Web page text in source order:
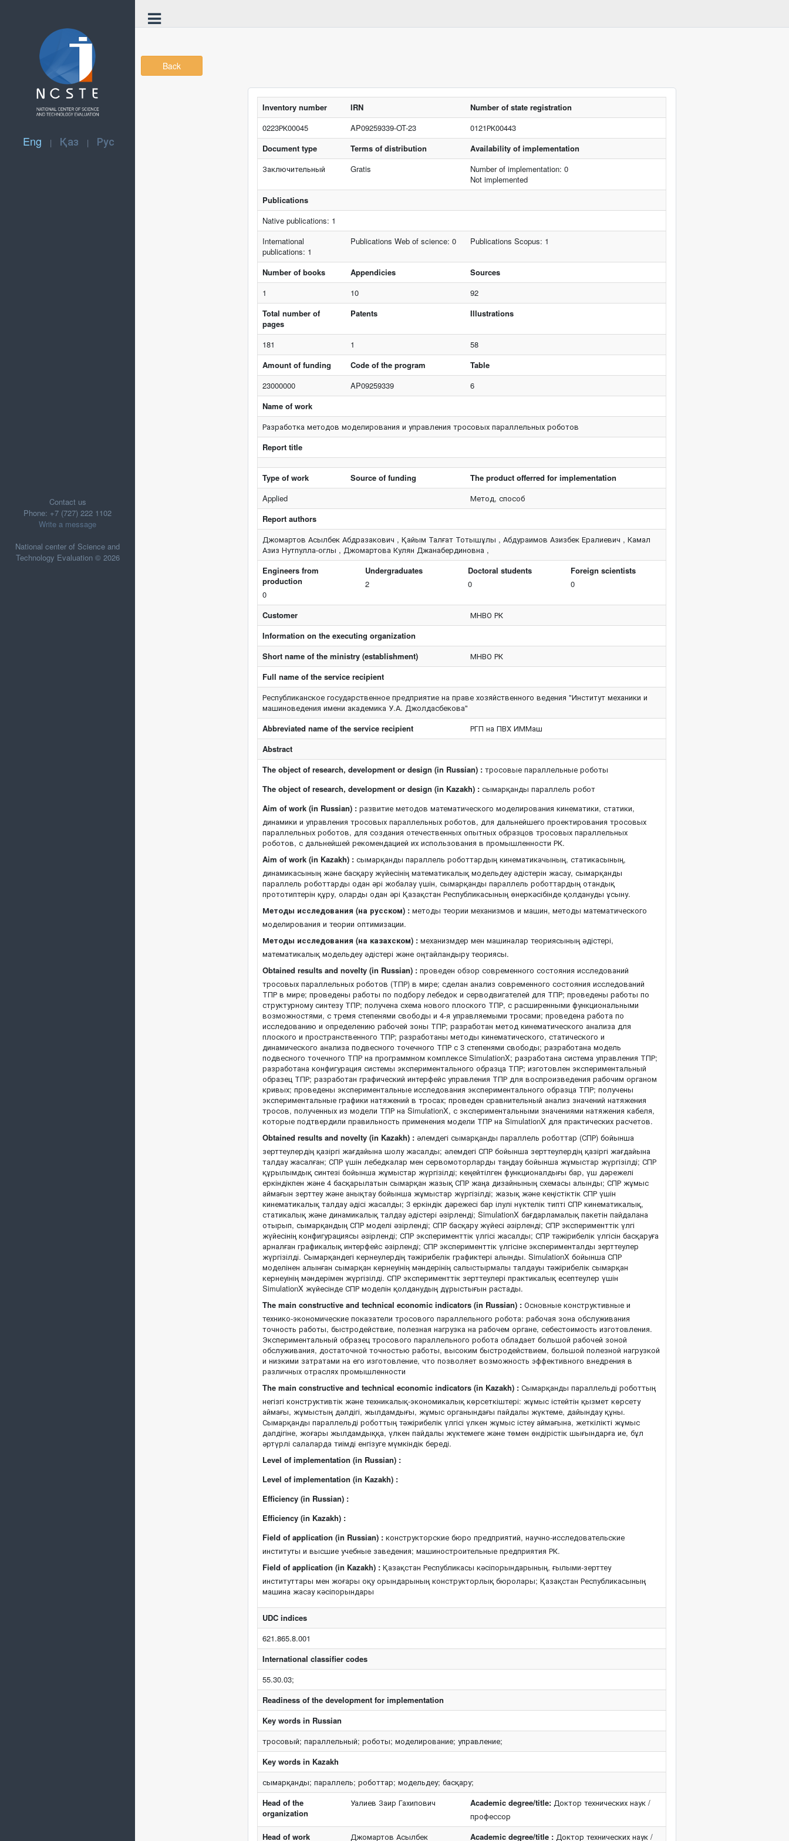
Eng | Қаз | Рус
Contact us
Phone: +7 (727) 222 1102
Write a message
National center of Science and
Technology Evaluation © 2026
Back
Inventory number IRN
Number of state registration
0223РК00045
AP09259339-OT-23
0121РК00443
Document type
Terms of distribution
Availability of implementation
Заключительный
Gratis
Number of implementation: 0
Not implemented
Publications
Native publications: 1
International
publications: 1
Publications Web of science: 0 Publications Scopus: 1
Number of books Appendicies
Sources
1
10
92
Total number of
pages
Patents Illustrations
181 1
58
Amount of funding
Code of the program
Table
23000000
AP09259339
6
Name of work
Разработка методов моделирования и управления тросовых параллельных роботов
Report title
Type of work Source of funding
The product offerred for implementation
Applied
Метод, способ
Report authors
Джомартов Асылбек Абдразакович , Қайым Талғат Тотышұлы , Абдураимов Азизбек Ералиевич , Камал
Азиз Нутпулла-оглы , Джомартова Кулян Джанабердиновна ,
Engineers from
production
0
Undergraduates
2
Doctoral students
0
Foreign scientists
0
Customer
МНВО РК
Information on the executing organization
Short name of the ministry (establishment)
МНВО РК
Full name of the service recipient
Республиканское государственное предприятие на праве хозяйственного ведения "Институт механики и
машиноведения имени академика У.А. Джолдасбекова"
Abbreviated name of the service recipient
РГП на ПВХ ИММаш
Abstract
The object of research, development or design (in Russian) : тросовые параллельные роботы
The object of research, development or design (in Kazakh) : сымарқанды параллель робот
Aim of work (in Russian) : развитие методов математического моделирования кинематики, статики,
динамики и управления тросовых параллельных роботов, для дальнейшего проектирования тросовых
параллельных роботов, для создания отечественных опытных образцов тросовых параллельных
роботов, с дальнейшей рекомендацией их использования в промышленности РК.
Aim of work (in Kazakh) : сымарқанды параллель роботтардың кинематикачының, статикасының,
динамикасының және басқару жүйесінің математикалық модельдеу әдістерін жасау, сымарқанды
параллель роботтарды одан әрі жобалау үшін, сымарқанды параллель роботтардың отандық
прототиптерін құру, оларды одан әрі Қазақстан Республикасының өнеркәсібінде қолдануды ұсыну.
Методы исследования (на русском) : методы теории механизмов и машин, методы математического
моделирования и теории оптимизации.
Методы исследования (на казахском) : механизмдер мен машиналар теориясының әдістері,
математикалық модельдеу әдістері және оңтайландыру теориясы.
Obtained results and novelty (in Russian) : проведен обзор современного состояния исследований
тросовых параллельных роботов (ТПР) в мире; сделан анализ современного состояния исследований
ТПР в мире; проведены работы по подбору лебедок и серводвигателей для ТПР; проведены работы по
структурному синтезу ТПР; получена схема нового плоского ТПР, с расширенными функциональными
возможностями, с тремя степенями свободы и 4-я управляемыми тросами; проведена работа по
исследованию и определению рабочей зоны ТПР; разработан метод кинематического анализа для
плоского и пространственного ТПР; разработаны методы кинематического, статического и
динамического анализа подвесного точечного ТПР с 3 степенями свободы; разработана модель
подвесного точечного ТПР на программном комплексе SimulationX; разработана система управления ТПР;
разработана конфигурация системы экспериментального образца ТПР; изготовлен экспериментальный
образец ТПР; разработан графический интерфейс управления ТПР для воспроизведения рабочим органом
кривых; проведены экспериментальные исследования экспериментального образца ТПР; получены
экспериментальные графики натяжений в тросах; проведен сравнительный анализ значений натяжения
тросов, полученных из модели ТПР на SimulationX, с экспериментальными значениями натяжения кабеля,
которые подтвердили правильность применения модели ТПР на SimulationX для практических расчетов.
Obtained results and novelty (in Kazakh) : әлемдегі сымарқанды параллель роботтар (СПР) бойынша
зерттеулердің қазіргі жағдайына шолу жасалды; әлемдегі СПР бойынша зерттеулердің қазіргі жағдайына
талдау жасалған; СПР үшін лебедкалар мен сервомоторларды таңдау бойынша жұмыстар жүргізілді; СПР
құрылымдық синтезі бойынша жұмыстар жүргізілді; кеңейтілген функционалдығы бар, үш дәрежелі
еркіндікпен және 4 басқарылатын сымарқан жазық СПР жаңа дизайнының схемасы алынды; СПР жұмыс
аймағын зерттеу және анықтау бойынша жұмыстар жүргізілді; жазық және кеңістіктік СПР үшін
кинематикалық талдау әдісі жасалды; 3 еркіндік дәрежесі бар ілулі нүктелік типті СПР кинематикалық,
статикалық және динамикалық талдау әдістері әзірленді; SimulationX бағдарламалық пакетін пайдалана
отырып, сымарқандың СПР моделі әзірленді; СПР басқару жүйесі әзірленді; СПР эксперименттік үлгі
жүйесінің конфигурациясы әзірленді; СПР эксперименттік үлгісі жасалды; СПР тәжірибелік үлгісін басқаруға
арналған графикалық интерфейс әзірленді; СПР эксперименттік үлгісіне эксперименталды зерттеулер
жүргізілді. Сымарқандегі кернеулердің тәжірибелік графиктері алынды. SimulationX бойынша СПР
моделінен алынған сымарқан кернеуінің мәндерінің салыстырмалы талдауы тәжірибелік сымарқан
кернеуінің мәндерімен жүргізілді. СПР эксперименттік зерттеулері практикалық есептеулер үшін
SimulationX жүйесінде СПР моделін қолданудың дұрыстығын растады.
The main constructive and technical economic indicators (in Russian) : Основные конструктивные и
технико-экономические показатели тросового параллельного робота: рабочая зона обслуживания
точность работы, быстродействие, полезная нагрузка на рабочем органе, себестоимость изготовления.
Экспериментальный образец тросового параллельного робота обладает большой рабочей зоной
обслуживания, достаточной точностью работы, высоким быстродействием, большой полезной нагрузкой
и низкими затратами на его изготовление, что позволяет возможность эффективного внедрения в
различных отраслях промышленности
The main constructive and technical economic indicators (in Kazakh) : Сымарқанды параллельді роботтың
негізгі конструктивтік және техникалық-экономикалық көрсеткіштері: жұмыс істейтін қызмет көрсету
аймағы, жұмыстың дәлдігі, жылдамдығы, жұмыс органындағы пайдалы жүктеме, дайындау құны.
Сымарқанды параллельді роботтың тәжірибелік үлгісі үлкен жұмыс істеу аймағына, жеткілікті жұмыс
дәлдігіне, жоғары жылдамдыққа, үлкен пайдалы жүктемеге және төмен өндірістік шығындарға ие, бұл
әртүрлі салаларда тиімді енгізуге мүмкіндік береді.
Level of implementation (in Russian) :
Level of implementation (in Kazakh) :
Efficiency (in Russian) :
Efficiency (in Kazakh) :
Field of application (in Russian) : конструкторские бюро предприятий, научно-исследовательские
институты и высшие учебные заведения; машиностроительные предприятия РК.
Field of application (in Kazakh) : Қазақстан Республикасы кәсіпорындарының, ғылыми-зерттеу
институттары мен жоғары оқу орындарының конструкторлық бюролары; Қазақстан Республикасының
машина жасау кәсіпорындары
UDC indices
621.865.8.001
International classifier codes
55.30.03;
Readiness of the development for implementation
Key words in Russian
тросовый; параллельный; роботы; моделирование; управление;
Key words in Kazakh
сымарқанды; параллель; роботтар; модельдеу; басқару;
Head of the
organization
Уалиев Заир Гахипович Academic degree/title: Доктор технических наук /
профессор
Head of work
Джомартов Асылбек Academic degree/title : Доктор технических наук /